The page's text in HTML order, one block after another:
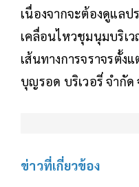
เนื่องจากจะต้องดูแล
เคลื่อนไหวชุมนุมบริเ
เส้นทางการจราจรตั้
บุญรอด บริเวอรี่ จำกัด
ข่าวที่เกี่ยวข้อง